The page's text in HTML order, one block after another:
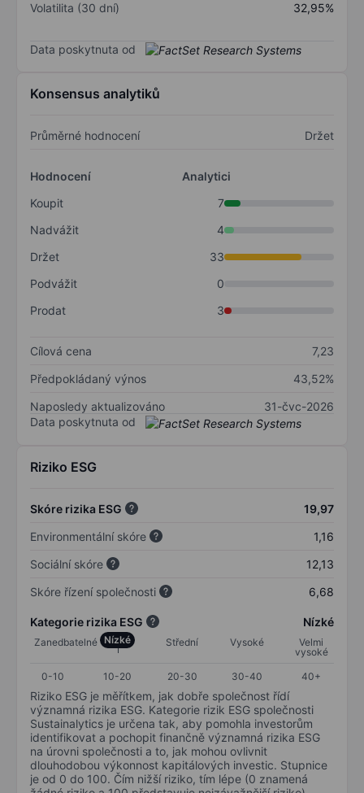
Volatilita (30 dní)
32,95%
Data poskytnuta od
Konsensus analytiků
Průměrné hodnocení Držet
Hodnocení
Analytici
Koupit
7
Nadvážit
4
Držet
33
Podvážit
0
Prodat
3
Cílová cena
7,23
Předpokládaný výnos
43,52%
Naposledy aktualizováno
31-čvc-2026
Data poskytnuta od
Riziko ESG
Skóre rizika ESG
19,97
Environmentální skóre
1,16
Sociální skóre
12,13
Skóre řízení společnosti
6,68
Kategorie rizika ESG Nízké
Zanedbatelné Nízké Střední Vysoké
Velmi
vysoké
0-10
10-20 20-30 30-40 40+
Riziko ESG je měřítkem, jak dobře společnost řídí
významná rizika ESG. Kategorie rizik ESG společnosti
Sustainalytics je určena tak, aby pomohla investorům
identifikovat a pochopit finančně významná rizika ESG
na úrovni společnosti a to, jak mohou ovlivnit
dlouhodobou výkonnost kapitálových investic. Stupnice
je od 0 do 100. Čím nižší riziko, tím lépe (0 znamená